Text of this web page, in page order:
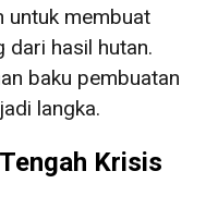
untuk membuat
dari hasil hutan.
baku pembuatan
langka.
Krisis